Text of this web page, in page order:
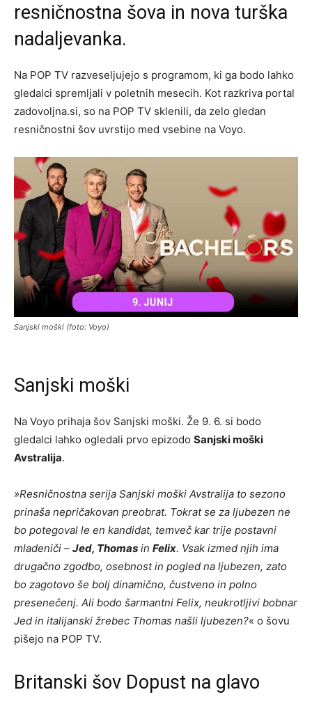
resničnostna šova in nova turška
nadaljevanka.
Na POP TV razveseljujejo s programom, ki ga bodo lahko
gledalci spremljali v poletnih mesecih. Kot razkriva portal
zadovoljna.si, so na POP TV sklenili, da zelo gledan
resničnostni šov uvrstijo med vsebine na Voyo.
Sanjski moški (foto: Voyo)
Sanjski moški
Na Voyo prihaja šov Sanjski moški. Že 9. 6. si bodo
gledalci lahko ogledali prvo epizodo Sanjski moški
Avstralija.
»Resničnostna serija Sanjski moški Avstralija to sezono
prinaša nepričakovan preobrat. Tokrat se za ljubezen ne
bo potegoval le en kandidat, temveč kar trije postavni
mladeniči – Jed, Thomas in Felix. Vsak izmed njih ima
drugačno zgodbo, osebnost in pogled na ljubezen, zato
bo zagotovo še bolj dinamično, čustveno in polno
presenečenj. Ali bodo šarmantni Felix, neukrotljivi bobnar
Jed in italijanski žrebec Thomas našli ljubezen?« o šovu
pišejo na POP TV.
Britanski šov Dopust na glavo